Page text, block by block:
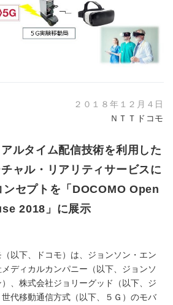
２０１８年１２月４日
ＮＴＴドコモ
ルタイム配信技術を利用した
ャル・リアリティサービスに
ンセプトを「DOCOMO Open
2018」に展示
以下、ドコモ）は、ジョンソン・エン
メディカルカンパニー（以下、ジョンソ
、株式会社ジョリーグッド（以下、ジ
代移動通信方式（以下、５Ｇ）のモバ